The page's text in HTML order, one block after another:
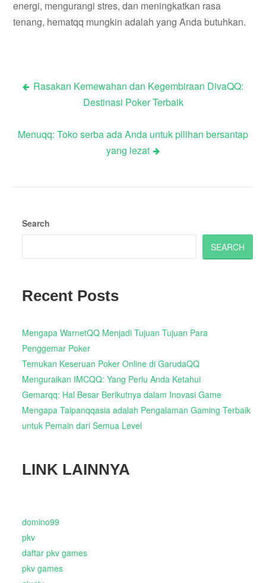
energi, mengurangi stres, dan meningkatkan rasa
tenang, hematqq mungkin adalah yang Anda butuhkan.
PostRasakan Kemewahan dan Kegembiraan DivaQQ:
Destinasi Poker Terbaik
Menuqq: Toko serba ada Anda untuk pilihan bersantap
yang lezat
Search
SEARCH
Recent Posts
Mengapa WarnetQQ Menjadi Tujuan Tujuan Para
Penggemar Poker
Temukan Keseruan Poker Online di GarudaQQ
Menguraikan IMCQQ: Yang Perlu Anda Ketahui
Gemarqq: Hal Besar Berikutnya dalam Inovasi Game
Mengapa Taipanqqasia adalah Pengalaman Gaming Terbaik
untuk Pemain dari Semua Level
LINK LAINNYA
domino99
pkv
daftar pkv games
pkv games